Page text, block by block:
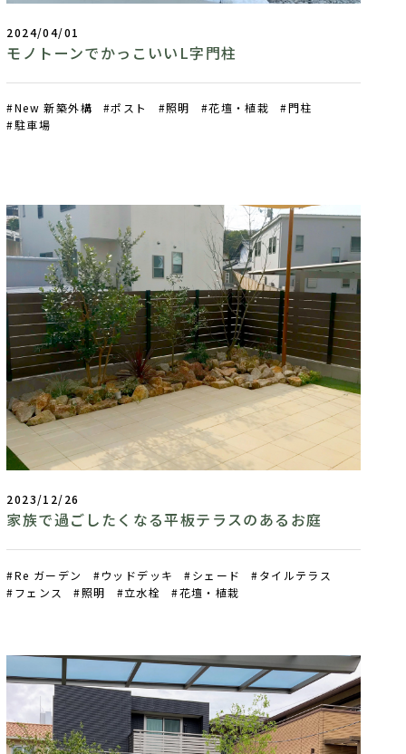
2024/04/01
モノトーンでかっこいいL字門柱
New 新築外構 ポスト 照明 花壇・植栽
門柱
駐車場
2023/12/26
家族で過ごしたくなる平板テラスのあるお庭
Re ガーデン ウッドデッキ シェード
タイルテラス
フェンス
照明 立水栓 花壇・植栽